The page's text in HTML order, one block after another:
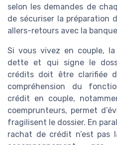
selon les demandes de
de sécuriser la préparation
allers-retours avec la
Si vous vivez en couple,
dette et qui signe le
crédits doit être clarifiée
compréhension du
crédit en couple,
coemprunteurs, permet
fragilisent le dossier. En
rachat de crédit n’est pas